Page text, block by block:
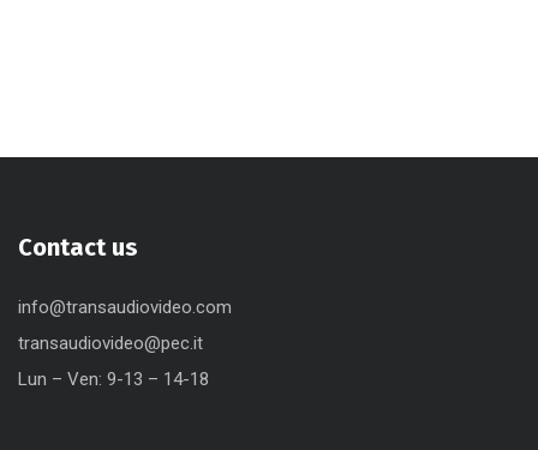
Contact us
info@transaudiovideo.com
transaudiovideo@pec.it
Lun – Ven: 9-13 – 14-18